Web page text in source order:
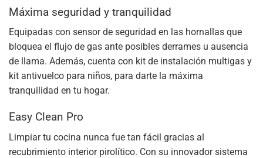
Máxima seguridad y tranquilidad
Equipadas con sensor de seguridad en las hornallas que
bloquea el flujo de gas ante posibles derrames u ausencia
de llama. Además, cuenta con kit de instalación multigas y
kit antivuelco para niños, para darte la máxima
tranquilidad en tu hogar.
Easy Clean Pro
Limpiar tu cocina nunca fue tan fácil gracias al
recubrimiento interior pirolítico. Con su innovador sistema